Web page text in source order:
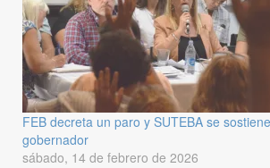
FEB decreta un paro y SUTEBA se
gobernador
sábado, 14 de febrero de 2026